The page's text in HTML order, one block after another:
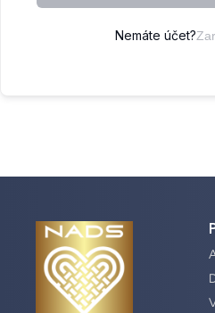
Nemáte účet?